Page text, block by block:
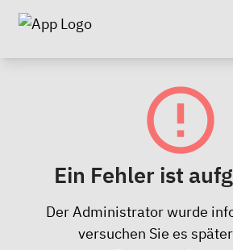
Ein Fehler ist
Der Administrator wurde
versuchen Sie es